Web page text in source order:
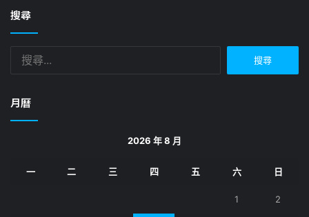
搜尋
月曆
2026 年 8 月
一 二 三 四 五 六 日
1 2